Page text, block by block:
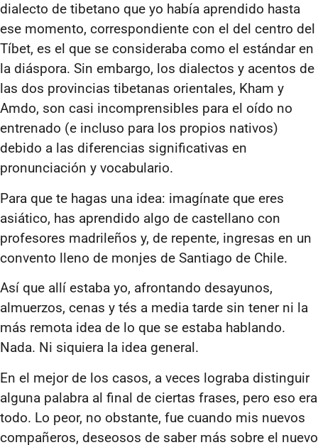
dialecto de tibetano que yo había aprendido hasta
ese momento, correspondiente con el del centro del
Tíbet, es el que se consideraba como el estándar en
la diáspora. Sin embargo, los dialectos y acentos de
las dos provincias tibetanas orientales, Kham y
Amdo, son casi incomprensibles para el oído no
entrenado (e incluso para los propios nativos)
debido a las diferencias significativas en
pronunciación y vocabulario.
Para que te hagas una idea: imagínate que eres
asiático, has aprendido algo de castellano con
profesores madrileños y, de repente, ingresas en un
convento lleno de monjes de Santiago de Chile.
Así que allí estaba yo, afrontando desayunos,
almuerzos, cenas y tés a media tarde sin tener ni la
más remota idea de lo que se estaba hablando.
Nada. Ni siquiera la idea general.
En el mejor de los casos, a veces lograba distinguir
alguna palabra al final de ciertas frases, pero eso era
todo. Lo peor, no obstante, fue cuando mis nuevos
compañeros, deseosos de saber más sobre el nuevo